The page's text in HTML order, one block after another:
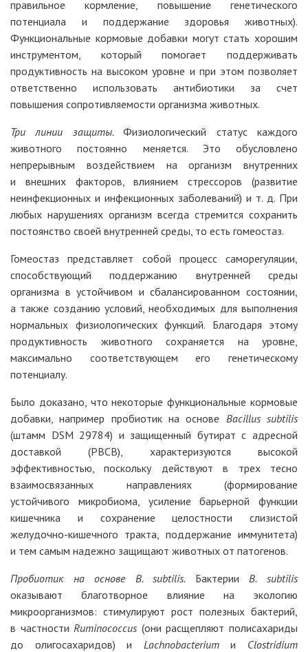
правильное кормление, повышение генетического
потенциала и поддержание здоровья животных).
Функциональные кормовые добавки могут стать хорошим
инструментом, который помогает поддерживать
продуктивность на высоком уровне и при этом позволяет
ответственно использовать антибиотики за счет
повышения сопротивляемости организма животных.
Три линии защиты.Физиологический статус каждого
животного постоянно меняется. Это обусловлено
непрерывным воздействием на организм внутренних
и внешних факторов, влиянием стрессоров (развитие
неинфекционных и инфекционных заболеваний) и т. д. При
любых нарушениях организм всегда стремится сохранить
постоянство своей внутренней среды, то есть гомеостаз.
Гомеостаз представляет собой процесс саморегуляции,
способствующий поддержанию внутренней среды
организма в устойчивом и сбалансированном состоянии,
а также созданию условий, необходимых для выполнения
нормальных физиологических функций. Благодаря этому
продуктивность животного сохраняется на уровне,
максимально соответствующем его генетическому
потенциалу.
Было доказано, что некоторые функциональные кормовые
добавки, например пробиотик на основе Bacillus subtilis
(штамм DSM 29784) и защищенный бутират с адресной
доставкой (PBCB), характеризуются высокой
эффективностью, поскольку действуют в трех тесно
взаимосвязанных направлениях (формирование
устойчивого микробиома, усиление барьерной функции
кишечника и сохранение целостности слизистой
желудочно-кишечного тракта, поддержание иммунитета)
и тем самым надежно защищают животных от патогенов.
Пробиотик на основе B. subtilis. Бактерии B. subtilis
оказывают благотворное влияние на экологию
микроорганизмов: стимулируют рост полезных бактерий,
в частности Ruminococcus (они расщепляют полисахариды
до олигосахаридов) и Lachnobacteriumи Clostridium